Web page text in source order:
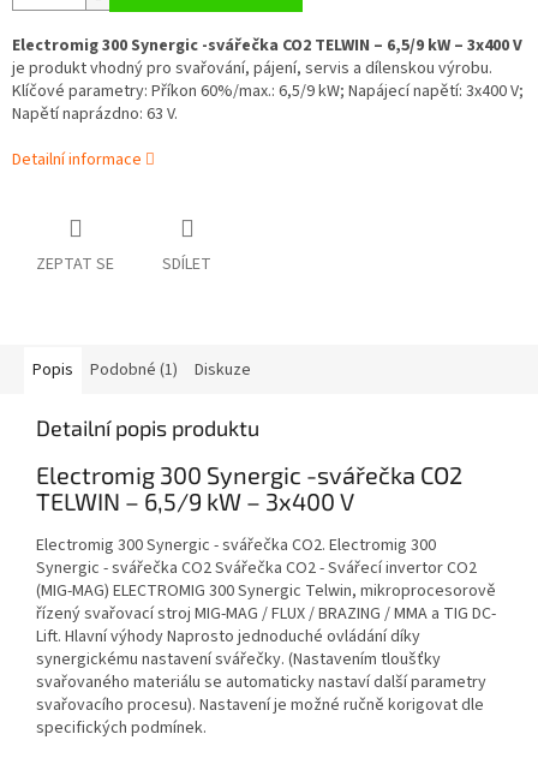
Electromig 300 Synergic -svářečka CO2 TELWIN – 6,5/9 kW – 3x400 V
je produkt vhodný pro svařování, pájení, servis a dílenskou výrobu.
Klíčové parametry: Příkon 60%/max.: 6,5/9 kW; Napájecí napětí: 3x400 V;
Napětí naprázdno: 63 V.
Detailní informace
ZEPTAT SE SDÍLET
Popis Podobné (1) Diskuze
Detailní popis produktu
Electromig 300 Synergic -svářečka CO2
TELWIN – 6,5/9 kW – 3x400 V
Electromig 300 Synergic - svářečka CO2. Electromig 300
Synergic - svářečka CO2 Svářečka CO2 - Svářecí invertor CO2
(MIG-MAG) ELECTROMIG 300 Synergic Telwin, mikroprocesorově
řízený svařovací stroj MIG-MAG / FLUX / BRAZING / MMA a TIG DC-
Lift. Hlavní výhody Naprosto jednoduché ovládání díky
synergickému nastavení svářečky. (Nastavením tloušťky
svařovaného materiálu se automaticky nastaví další parametry
svařovacího procesu). Nastavení je možné ručně korigovat dle
specifických podmínek.